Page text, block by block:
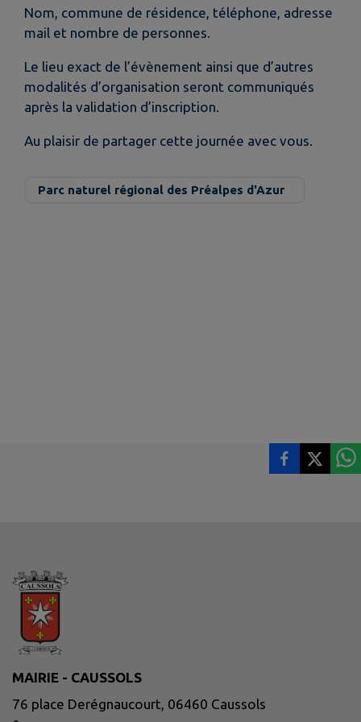
Nom, commune de résidence, téléphone, adresse
mail et nombre de personnes.
Le lieu exact de l’évènement ainsi que d’autres
modalités d’organisation seront communiqués
après la validation d’inscription.
Au plaisir de partager cette journée avec vous.
Parc naturel régional des Préalpes d'Azur
MAIRIE - CAUSSOLS
76 place Derégnaucourt, 06460 Caussols